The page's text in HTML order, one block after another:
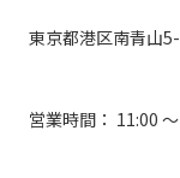
東京都港区南青山
営業時間： 11:00